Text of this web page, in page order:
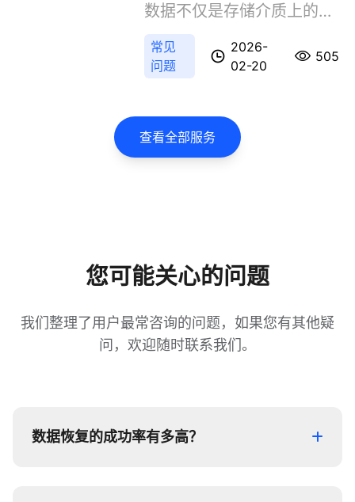
数据不仅是存储介质上的磁
信号，更是企业的命脉与个
人的记忆宝藏。当硬盘发出
异响、文件莫名丢失、或者
窒息感足以让任何人心跳加
速。然而，网络上充斥着大
物理设备、具备无尘实验室
专业实体机构中。那么泉州
硬盘数据恢复中心在哪里​
常见
问题
2026-
02-20
505
查看全部服务
您可能关心的问题
我们整理了用户最常咨询的问题，如果您有其他疑
问，欢迎随时联系我们。
数据恢复的成功率有多高？